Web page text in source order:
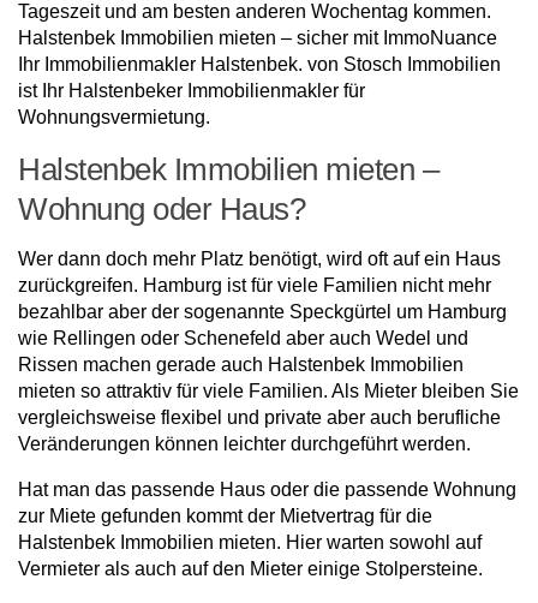
Tageszeit und am besten anderen Wochentag kommen.
Halstenbek Immobilien mieten – sicher mit ImmoNuance
Ihr Immobilienmakler Halstenbek. von Stosch Immobilien
ist Ihr Halstenbeker Immobilienmakler für
Wohnungsvermietung.
Halstenbek Immobilien mieten –
Wohnung oder Haus?
Wer dann doch mehr Platz benötigt, wird oft auf ein Haus
zurückgreifen. Hamburg ist für viele Familien nicht mehr
bezahlbar aber der sogenannte Speckgürtel um Hamburg
wie Rellingen oder Schenefeld aber auch Wedel und
Rissen machen gerade auch Halstenbek Immobilien
mieten so attraktiv für viele Familien. Als Mieter bleiben Sie
vergleichsweise flexibel und private aber auch berufliche
Veränderungen können leichter durchgeführt werden.
Hat man das passende Haus oder die passende Wohnung
zur Miete gefunden kommt der Mietvertrag für die
Halstenbek Immobilien mieten. Hier warten sowohl auf
Vermieter als auch auf den Mieter einige Stolpersteine.